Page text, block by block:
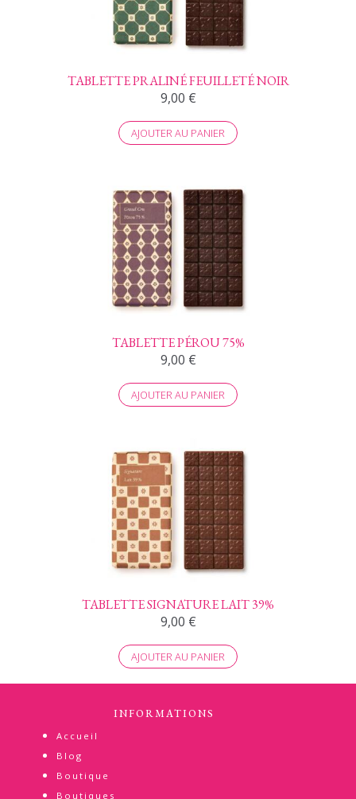
TABLETTE PRALINÉ FEUILLETÉ NOIR
9,00 €
AJOUTER AU PANIER
TABLETTE PÉROU 75%
9,00 €
AJOUTER AU PANIER
TABLETTE SIGNATURE LAIT 39%
9,00 €
AJOUTER AU PANIER
INFORMATIONS
Accueil
Blog
Boutique
Boutiques